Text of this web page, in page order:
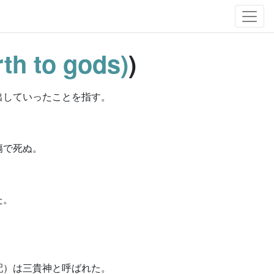
to gods))
ていったことを指す。
死ぬ。
は三貴神と呼ばれた。